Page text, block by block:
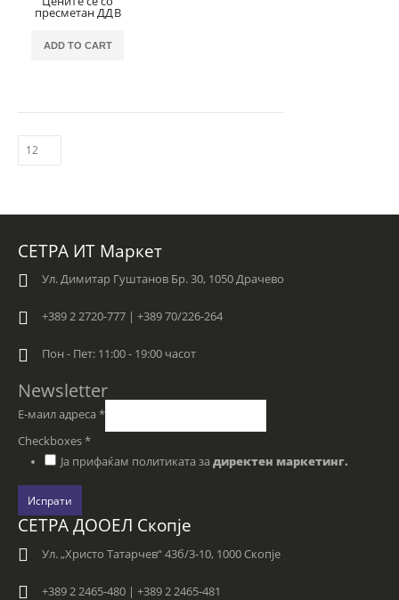
пресметан ДДВ
ADD TO CART
СЕТРА ИТ Маркет
Ул. Димитар Гуштанов Бр. 30, 1050 Драчево
+389 2 2720-777 | +389 70/226-264
Пон - Пет: 11:00 - 19:00 часот
Newsletter
Е-маил адреса *
Checkboxes*
Ја прифаќам политиката за директен маркетинг.
Испрати
СЕТРА ДООЕЛ Скопје
Ул. „Христо Татарчев“ 43б/3-10, 1000 Скопје
+389 2 2465-480 | +389 2 2465-481